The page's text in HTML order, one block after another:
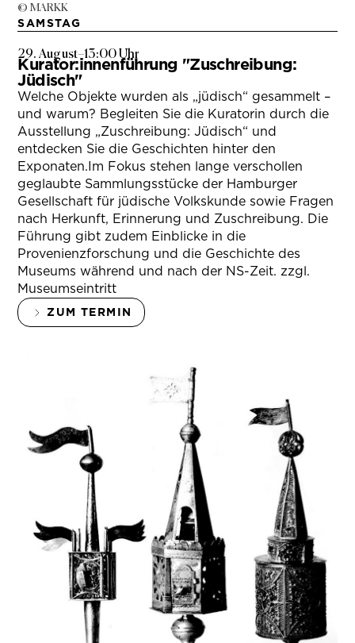
© MARKK
SAMSTAG
29. August–13:00 Uhr
Kurator:innenführung "Zuschreibung:
Jüdisch"
Welche Objekte wurden als „jüdisch“ gesammelt –
und warum? Begleiten Sie die Kuratorin durch die
Ausstellung „Zuschreibung: Jüdisch“ und
entdecken Sie die Geschichten hinter den
Exponaten.Im Fokus stehen lange verschollen
geglaubte Sammlungsstücke der Hamburger
Gesellschaft für jüdische Volkskunde sowie Fragen
nach Herkunft, Erinnerung und Zuschreibung. Die
Führung gibt zudem Einblicke in die
Provenienzforschung und die Geschichte des
Museums während und nach der NS-Zeit. zzgl.
Museumseintritt
ZUM TERMIN